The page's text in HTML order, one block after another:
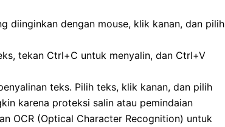
diinginkan dengan mouse, klik kanan, dan pilih
tekan Ctrl+C untuk menyalin, dan Ctrl+V
teks. Pilih teks, klik kanan, dan pilih
karena proteksi salin atau pemindaian
OCR (Optical Character Recognition) untuk